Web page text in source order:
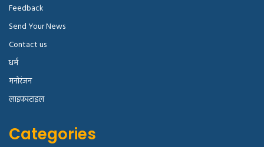
Feedback
Send Your News
Contact us
धर्म
मनोरंजन
लाइफस्टाइल
Categories